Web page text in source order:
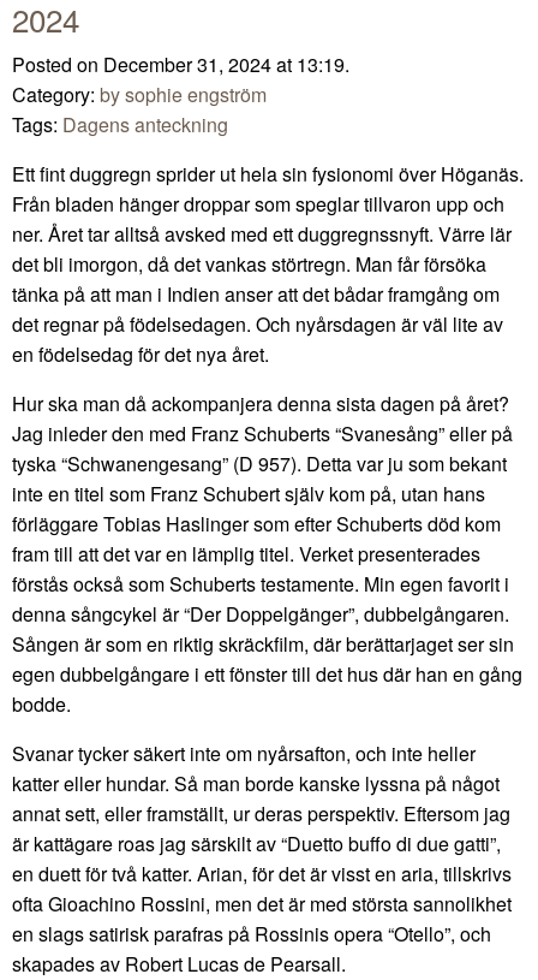
2024
Posted on December 31, 2024 at 13:19.
Category: by sophie engström
Tags: Dagens anteckning
Ett fint duggregn sprider ut hela sin fysionomi över Höganäs.
Från bladen hänger droppar som speglar tillvaron upp och
ner. Året tar alltså avsked med ett duggregnssnyft. Värre lär
det bli imorgon, då det vankas störtregn. Man får försöka
tänka på att man i Indien anser att det bådar framgång om
det regnar på födelsedagen. Och nyårsdagen är väl lite av
en födelsedag för det nya året.
Hur ska man då ackompanjera denna sista dagen på året?
Jag inleder den med Franz Schuberts “Svanesång” eller på
tyska “Schwanengesang” (D 957). Detta var ju som bekant
inte en titel som Franz Schubert själv kom på, utan hans
förläggare Tobias Haslinger som efter Schuberts död kom
fram till att det var en lämplig titel. Verket presenterades
förstås också som Schuberts testamente. Min egen favorit i
denna sångcykel är “Der Doppelgänger”, dubbelgångaren.
Sången är som en riktig skräckfilm, där berättarjaget ser sin
egen dubbelgångare i ett fönster till det hus där han en gång
bodde.
Svanar tycker säkert inte om nyårsafton, och inte heller
katter eller hundar. Så man borde kanske lyssna på något
annat sett, eller framställt, ur deras perspektiv. Eftersom jag
är kattägare roas jag särskilt av “Duetto buffo di due gatti”,
en duett för två katter. Arian, för det är visst en aria, tillskrivs
ofta Gioachino Rossini, men det är med största sannolikhet
en slags satirisk parafras på Rossinis opera “Otello”, och
skapades av Robert Lucas de Pearsall.